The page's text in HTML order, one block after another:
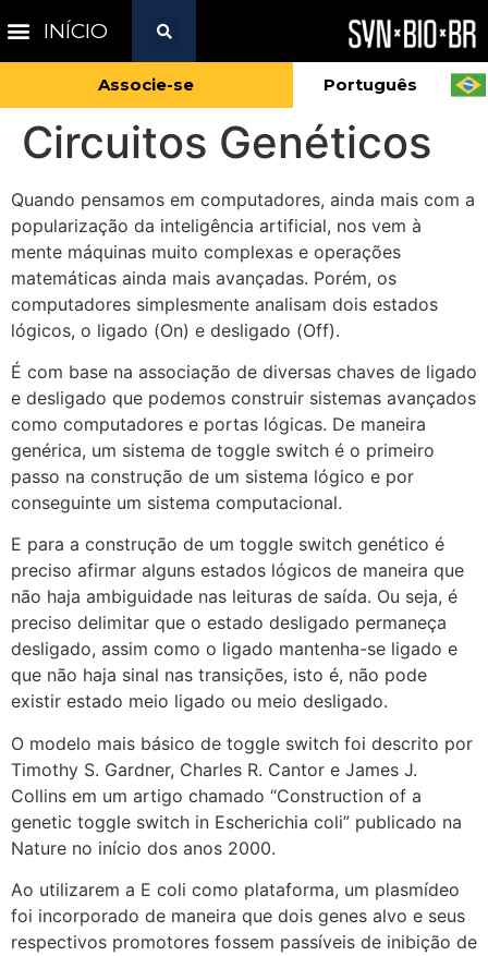
INÍCIO
Associe-se Português
Circuitos Genéticos
Quando pensamos em computadores, ainda mais com a
popularização da inteligência artificial, nos vem à
mente máquinas muito complexas e operações
matemáticas ainda mais avançadas. Porém, os
computadores simplesmente analisam dois estados
lógicos, o ligado (On) e desligado (Off).
É com base na associação de diversas chaves de ligado
e desligado que podemos construir sistemas avançados
como computadores e portas lógicas. De maneira
genérica, um sistema de toggle switch é o primeiro
passo na construção de um sistema lógico e por
conseguinte um sistema computacional.
E para a construção de um toggle switch genético é
preciso afirmar alguns estados lógicos de maneira que
não haja ambiguidade nas leituras de saída. Ou seja, é
preciso delimitar que o estado desligado permaneça
desligado, assim como o ligado mantenha-se ligado e
que não haja sinal nas transições, isto é, não pode
existir estado meio ligado ou meio desligado.
O modelo mais básico de toggle switch foi descrito por
Timothy S. Gardner, Charles R. Cantor e James J.
Collins em um artigo chamado “Construction of a
genetic toggle switch in Escherichia coli” publicado na
Nature no início dos anos 2000.
Ao utilizarem a E coli como plataforma, um plasmídeo
foi incorporado de maneira que dois genes alvo e seus
respectivos promotores fossem passíveis de inibição de